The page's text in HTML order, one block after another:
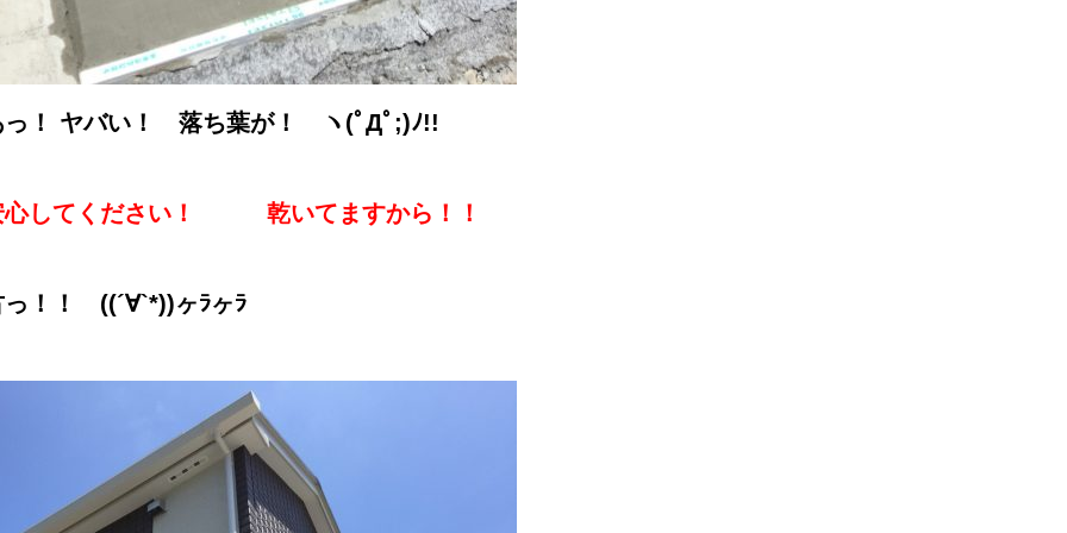
っ！ ヤバい！ 落ち葉が！ ヽ(ﾟДﾟ;)ﾉ!!
心してください！ 乾いてますから！！
っ！！ ((´∀`*))ヶﾗヶﾗ